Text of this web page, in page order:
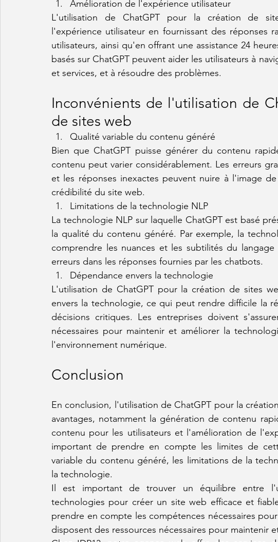
Amélioration de l'expérience utilisateur
L'utilisation de ChatGPT pour la création de
l'expérience utilisateur en fournissant des réponses
utilisateurs, ainsi qu'en offrant une assistance 24
basés sur ChatGPT peuvent aider les utilisateurs à
et services, et à résoudre des problèmes.
Inconvénients de l'utilisation de
de sites web
Qualité variable du contenu généré
Bien que ChatGPT puisse générer du contenu
contenu peut varier considérablement. Les erreurs
et les réponses inexactes peuvent nuire à l'image
crédibilité du site web.
Limitations de la technologie NLP
La technologie NLP sur laquelle ChatGPT est basé
la qualité du contenu généré. Par exemple, la
comprendre les nuances et les subtilités du
erreurs dans les réponses fournies par les chatbots.
Dépendance envers la technologie
L'utilisation de ChatGPT pour la création de sites
envers la technologie, ce qui peut rendre difficile la
décisions critiques. Les entreprises doivent
nécessaires pour maintenir et améliorer la
l'environnement numérique.
Conclusion
En conclusion, l'utilisation de ChatGPT pour la
avantages, notamment la génération de contenu
contenu pour les utilisateurs et l'amélioration de
important de prendre en compte les limites de
variable du contenu généré, les limitations de la
la technologie.
Il est important de trouver un équilibre entre
technologies pour créer un site web efficace et
prendre en compte les compétences nécessaires
disposent des ressources nécessaires pour maintenir